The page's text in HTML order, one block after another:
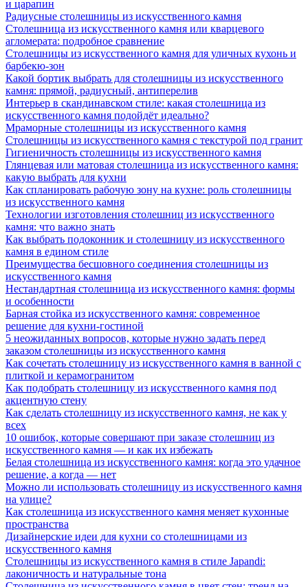
и царапин
Радиусные столешницы из искусственного камня
Столешница из искусственного камня или кварцевого
агломерата: подробное сравнение
Столешницы из искусственного камня для уличных кухонь и
барбекю-зон
Какой бортик выбрать для столешницы из искусственного
камня: прямой, радиусный, антиперелив
Интерьер в скандинавском стиле: какая столешница из
искусственного камня подойдёт идеально?
Мраморные столешницы из искусственного камня
Столешницы из искусственного камня с текстурой под гранит
Гигиеничность столешницы из искусственного камня
Глянцевая или матовая столешница из искусственного камня:
какую выбрать для кухни
Как спланировать рабочую зону на кухне: роль столешницы
из искусственного камня
Технологии изготовления столешниц из искусственного
камня: что важно знать
Как выбрать подоконник и столешницу из искусственного
камня в едином стиле
Преимущества бесшовного соединения столешницы из
искусственного камня
Нестандартная столешница из искусственного камня: формы
и особенности
Барная стойка из искусственного камня: современное
решение для кухни-гостиной
5 неожиданных вопросов, которые нужно задать перед
заказом столешницы из искусственного камня
Как сочетать столешницу из искусственного камня в ванной с
плиткой и керамогранитом
Как подобрать столешницу из искусственного камня под
акцентную стену
Как сделать столешницу из искусственного камня, не как у
всех
10 ошибок, которые совершают при заказе столешниц из
искусственного камня — и как их избежать
Белая столешница из искусственного камня: когда это удачное
решение, а когда — нет
Можно ли использовать столешницу из искусственного камня
на улице?
Как столешница из искусственного камня меняет кухонные
пространства
Дизайнерские идеи для кухни со столешницами из
искусственного камня
Столешницы из искусственного камня в стиле Japandi:
лаконичность и натуральные тона